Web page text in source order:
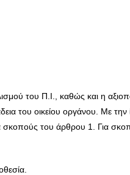
του Π.Ι., καθώς και η
του οικείου οργάνου. Με
σκοπούς του άρθρου 1. Για